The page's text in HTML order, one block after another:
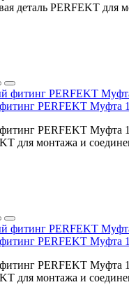
деталь PERFEKT для
PERFEKT Муфта
PERFEKT Муфта
для монтажа и
PERFEKT Муфта
PERFEKT Муфта
для монтажа и